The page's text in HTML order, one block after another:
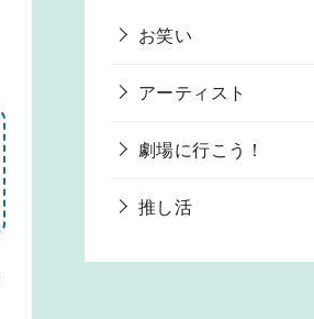
お笑い
アーティスト
劇場に行こう！
推し活